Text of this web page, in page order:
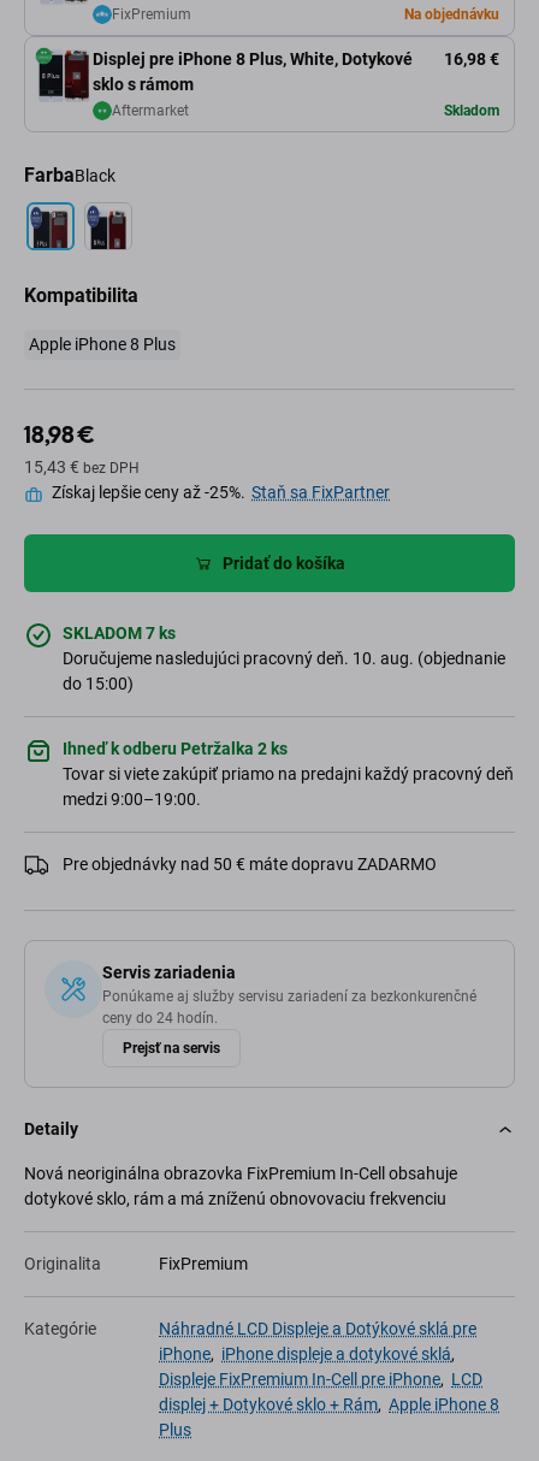
FixPremium Na objednávku
Displej pre iPhone 8 Plus, White, Dotykové
sklo s rámom
16,98 €
Aftermarket Skladom
FarbaBlack
Kompatibilita
Apple iPhone 8 Plus
18,98 €
15,43 € bez DPH
Získaj lepšie ceny až -25%. Staň sa FixPartner
Pridať do košíka
SKLADOM 7 ks
Doručujeme nasledujúci pracovný deň. 10. aug. (objednanie
do 15:00)
Ihneď k odberu Petržalka 2 ks
Tovar si viete zakúpiť priamo na predajni každý pracovný deň
medzi 9:00–19:00.
Pre objednávky nad 50 € máte dopravu ZADARMO
Servis zariadenia
Ponúkame aj služby servisu zariadení za bezkonkurenčné
ceny do 24 hodín.
Prejsť na servis
Detaily
Nová neoriginálna obrazovka FixPremium In-Cell obsahuje
dotykové sklo, rám a má zníženú obnovovaciu frekvenciu
Originalita FixPremium
Kategórie
Náhradné LCD Displeje a Dotýkové sklá pre
iPhone, iPhone displeje a dotykové sklá,
Displeje FixPremium In-Cell pre iPhone, LCD
displej + Dotykové sklo + Rám, Apple iPhone 8
Plus